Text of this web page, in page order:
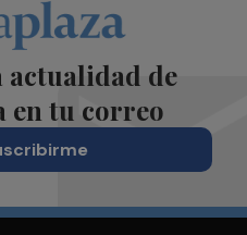
actualidad de
en tu correo